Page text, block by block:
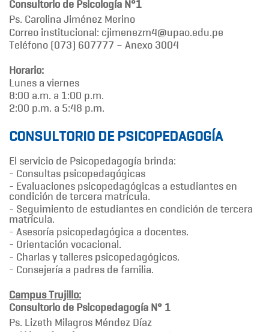
Consultorio de Psicología N°1
Ps. Carolina Jiménez Merino
Correo institucional: cjimenezm4@upao.edu.pe
Teléfono (073) 607777 – Anexo 3004
Horario:
Lunes a viernes
8:00 a.m. a 1:00 p.m.
2:00 p.m. a 5:48 p.m.
CONSULTORIO DE PSICOPEDAGOGÍA
El servicio de Psicopedagogía brinda:
- Consultas psicopedagógicas
- Evaluaciones psicopedagógicas a estudiantes en
condición de tercera matrícula.
- Seguimiento de estudiantes en condición de tercera
matrícula.
- Asesoría psicopedagógica a docentes.
- Orientación vocacional.
- Charlas y talleres psicopedagógicos.
- Consejería a padres de familia.
Campus Trujillo:
Consultorio de Psicopedagogía N° 1
Ps. Lizeth Milagros Méndez Díaz